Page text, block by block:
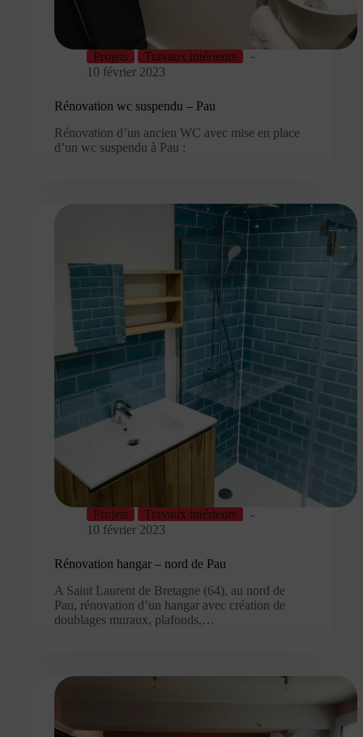
Projets
Travaux intérieurs
10 février 2023
Rénovation wc suspendu – Pau
Rénovation d’un ancien WC avec mise en place
d’un wc suspendu à Pau :
Projets
Travaux intérieurs
10 février 2023
Rénovation hangar – nord de Pau
A Saint Laurent de Bretagne (64), au nord de
Pau, rénovation d’un hangar avec création de
doublages muraux, plafonds,…